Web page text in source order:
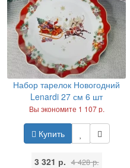
Набор тарелок Новогодний
Lenardi 27 см 6 шт
Вы экономите 1 107 р.
Купить
3 321 р. 4 428 р.